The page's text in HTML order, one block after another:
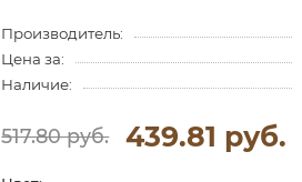
Производитель:
Цена за:
Наличие:
517.80 руб. 439.81 руб.